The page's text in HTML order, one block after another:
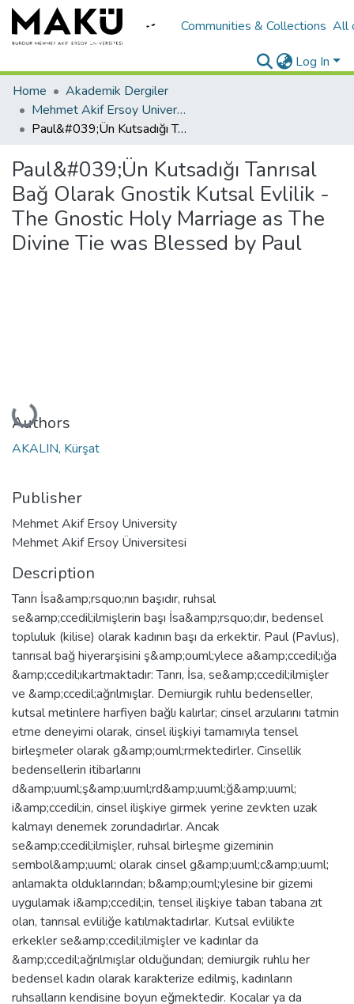
Communities & Collections All
Log In
Home
Akademik Dergiler
Mehmet Akif Ersoy University Journal of Social Sciences Institute
Paul&#039;Ün Kutsadığı Tanrısal Bağ Olarak Gnostik Kutsal Evlilik - The Gnostic Holy Marriage as The Divine Tie was Blessed by Paul
Paul&#039;Ün Kutsadığı Tanrısal
Bağ Olarak Gnostik Kutsal Evlilik -
The Gnostic Holy Marriage as The
Divine Tie was Blessed by Paul
Loading...
Authors
AKALIN, Kürşat
Publisher
Mehmet Akif Ersoy University
Mehmet Akif Ersoy Üniversitesi
Description
Tanrı İsa&amp;rsquo;nın başıdır, ruhsal
se&amp;ccedil;ilmişlerin başı İsa&amp;rsquo;dır, bedensel
topluluk (kilise) olarak kadının başı da erkektir. Paul (Pavlus),
tanrısal bağ hiyerarşisini ş&amp;ouml;ylece a&amp;ccedil;ığa
&amp;ccedil;ıkartmaktadır: Tanrı, İsa, se&amp;ccedil;ilmişler
ve &amp;ccedil;ağrılmışlar. Demiurgik ruhlu bedenseller,
kutsal metinlere harfiyen bağlı kalırlar; cinsel arzularını tatmin
etme deneyimi olarak, cinsel ilişkiyi tamamıyla tensel
birleşmeler olarak g&amp;ouml;rmektedirler. Cinsellik
bedensellerin itibarlarını
d&amp;uuml;ş&amp;uuml;rd&amp;uuml;ğ&amp;uuml;
i&amp;ccedil;in, cinsel ilişkiye girmek yerine zevkten uzak
kalmayı denemek zorundadırlar. Ancak
se&amp;ccedil;ilmişler, ruhsal birleşme gizeminin
sembol&amp;uuml; olarak cinsel g&amp;uuml;c&amp;uuml;
anlamakta olduklarından; b&amp;ouml;ylesine bir gizemi
uygulamak i&amp;ccedil;in, tensel ilişkiye taban tabana zıt
olan, tanrısal evliliğe katılmaktadırlar. Kutsal evlilikte
erkekler se&amp;ccedil;ilmişler ve kadınlar da
&amp;ccedil;ağrılmışlar olduğundan; demiurgik ruhlu her
bedensel kadın olarak karakterize edilmiş, kadınların
ruhsalların kendisine boyun eğmektedir. Kocalar ya da